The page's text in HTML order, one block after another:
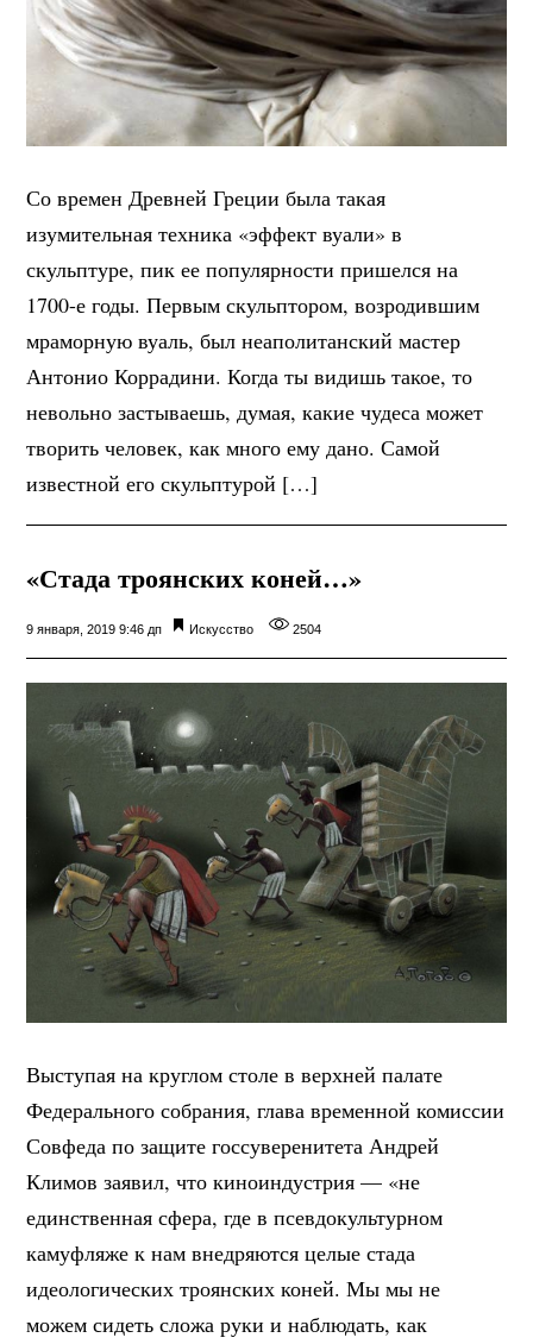
Со времен Древней Греции была такая
изумительная техника «эффект вуали» в
скульптуре, пик ее популярности пришелся на
1700-е годы. Первым скульптором, возродившим
мраморную вуаль, был неаполитанский мастер
Антонио Коррадини. Когда ты видишь такое, то
невольно застываешь, думая, какие чудеса может
творить человек, как много ему дано. Самой
известной его скульптурой […]
«Стада троянских коней…»
9 января, 2019 9:46 дп Искусство 2504
Выступая на круглом столе в верхней палате
Федерального собрания, глава временной комиссии
Совфеда по защите госсуверенитета Андрей
Климов заявил, что киноиндустрия — «не
единственная сфера, где в псевдокультурном
камуфляже к нам внедряются целые стада
идеологических троянских коней. Мы мы не
можем сидеть сложа руки и наблюдать, как